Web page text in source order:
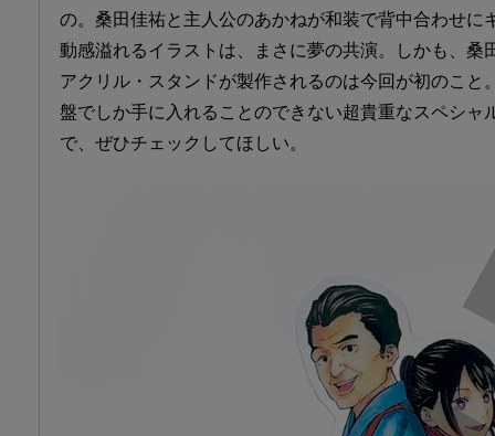
の。桑田佳祐と主人公のあかねが和装で背中合わせに
動感溢れるイラストは、まさに夢の共演。しかも、桑
アクリル・スタンドが製作されるのは今回が初のこと
盤でしか手に入れることのできない超貴重なスペシャ
で、ぜひチェックしてほしい。